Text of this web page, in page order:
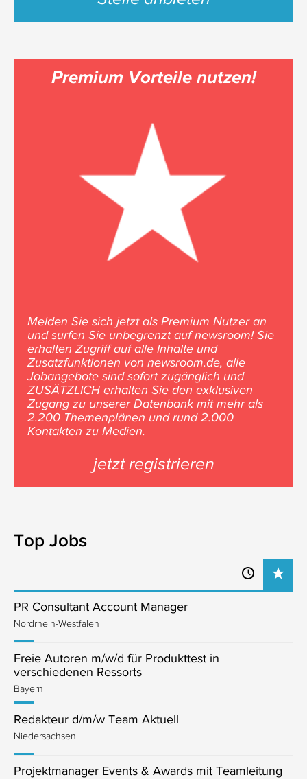
Premium Vorteile nutzen!
Melden Sie sich jetzt als Premium Nutzer an
und surfen Sie unbegrenzt auf newsroom! Sie
erhalten Zugriff auf alle Inhalte und
Zusatzfunktionen von newsroom.de, alle
Jobangebote sind sofort zugänglich und
ZUSÄTZLICH erhalten Sie den exklusiven
Zugang zu unserer Datenbank mit mehr als
2.200 Themenplänen und rund 2.000
Kontakten zu Medien.
jetzt registrieren
Top Jobs
PR Consultant Account Manager
Nordrhein-Westfalen
Freie Autoren m/w/d für Produkttest in
verschiedenen Ressorts
Bayern
Redakteur d/m/w Team Aktuell
Niedersachsen
Projektmanager Events & Awards mit Teamleitung